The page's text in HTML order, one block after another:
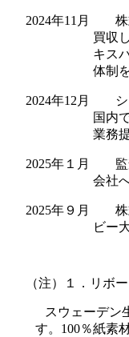
2024年11月 株
買収
キス
体制
2024年12月 シ
国内
業務
2025年１月 監
会社
2025年９月 株
ビー
（注）１．リボ
スウェーデン
す。100％紙素